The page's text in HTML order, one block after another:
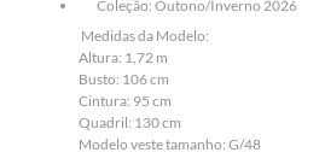
Coleção: Outono/Inverno 2026
Medidas da Modelo:
Altura: 1,72 m
Busto: 106 cm
Cintura: 95 cm
Quadril: 130 cm
Modelo veste tamanho: G/48